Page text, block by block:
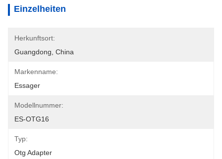
Einzelheiten
Herkunftsort:
Guangdong, China
Markenname:
Essager
Modellnummer:
ES-OTG16
Typ:
Otg Adapter